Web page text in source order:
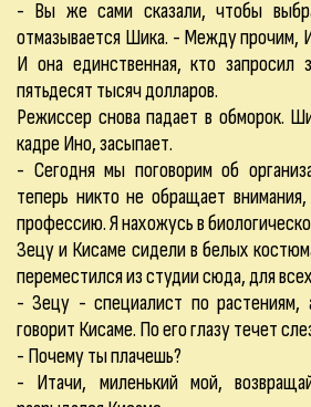
- Вы же сами сказали, чтобы
отмазывается Шика. - Между прочим,
И она единственная, кто запросил
пятьдесят тысяч долларов.
Режиссер снова падает в обморок.
кадре Ино, засыпает.
- Сегодня мы поговорим об
теперь никто не обращает
профессию. Я нахожусь в
Зецу и Кисаме сидели в белых
переместился из студии сюда, для
- Зецу - специалист по
говорит Кисаме. По его глазу течет
- Почему ты плачешь?
- Итачи, миленький мой,